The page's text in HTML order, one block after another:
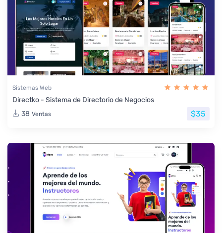
Sistemas Web
Directko - Sistema de Directorio de Negocios
38 Ventas $35